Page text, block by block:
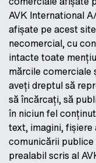
AVK International
afișate pe acest
necomercial, cu
intacte toate
mărcile comerciale
aveți dreptul să
să încărcați, să
în niciun fel
text, imagini,
comunicării
prealabil scris al